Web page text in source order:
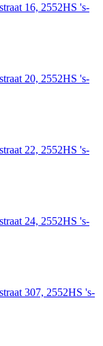
16, 2552HS 's-
20, 2552HS 's-
22, 2552HS 's-
24, 2552HS 's-
307, 2552HS 's-